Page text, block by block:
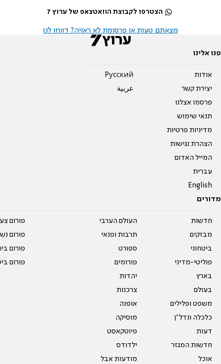
הצטרפו לקבוצת הוואטצאפ של ערוץ 7
מצאתם טעות או פרסומת לא ראויה? דווחו לנו
פנו אלינו
אודות
יצירת קשר
פרסמו אצלנו
תנאי שימוש
מדיניות פרטיות
הצהרת נגישות
המייל האדום
עברית
English
Pусский
عربية
מדורים
חדשות
מבזקים
ביטחוני
פוליטי-מדיני
בארץ
בעולם
משפט ופלילים
כלכלה ונדל"ן
דעות
חדשות המגזר
אוכל
העולם הערבי
תרבות ופנאי
ספורט
פורומים
יהדות
צרכנות
אופנה
מוסיקה
פיוטקאסט
ילדודס
מודעות אבל
פורום
פורום
פורום
פורום